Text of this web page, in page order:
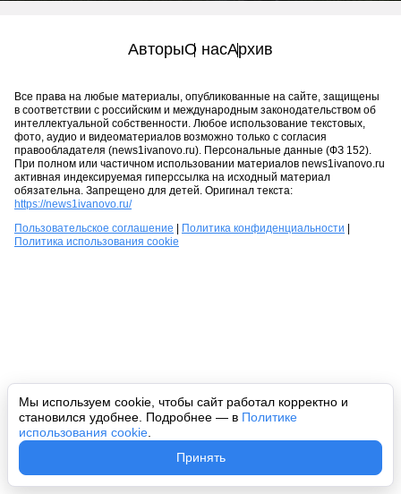
Мы используем cookie, чтобы сайт работал корректно и
становился удобнее. Подробнее — в Политике
использования cookie
Принять
АвторыО насАрхив
Все права на любые материалы, опубликованные на сайте, защищены
в соответствии с российским и международным законодательством об
интеллектуальной собственности. Любое использование текстовых,
фото, аудио и видеоматериалов возможно только с согласия
правообладателя (news1ivanovo.ru). Персональные данные (ФЗ 152).
При полном или частичном использовании материалов news1ivanovo.ru
активная индексируемая гиперссылка на исходный материал
обязательна. Запрещено для детей. Оригинал текста:
https://news1ivanovo.ru/
Пользовательское соглашение
Политика конфиденциальности
Политика использования cookie